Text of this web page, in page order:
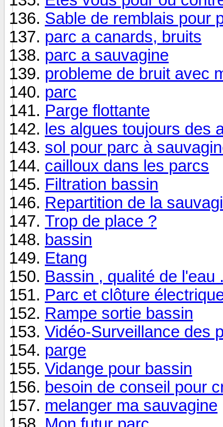
Sable de remblais pour
parc a canards, bruits
parc a sauvagine
probleme de bruit avec
parc
Parge flottante
les algues toujours des
sol pour parc à
cailloux dans les parcs
Filtration bassin
Repartition de la
Trop de place ?
bassin
Etang
Bassin , qualité de l'eau
Parc et clôture
Rampe sortie bassin
Vidéo-Surveillance des
parge
Vidange pour bassin
besoin de conseil pour
melanger ma sauvagine